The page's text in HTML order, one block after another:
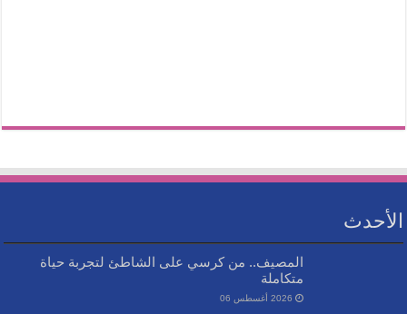
الأحدث
المصيف.. من كرسي على الشاطئ لتجربة حياة
متكاملة
2026 أغسطس 06